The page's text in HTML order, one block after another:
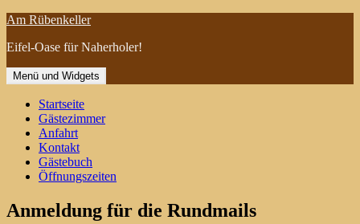
Zum
springen
Am Rübenkeller
Eifel-Oase für Naherholer!
Menü und Widgets
Startseite
Gästezimmer
Anfahrt
Kontakt
Gästebuch
Öffnungszeiten
Anmeldung für die Rundmails